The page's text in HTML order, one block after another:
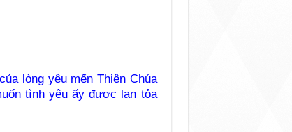
lòng yêu mến Thiên Chúa
tình yêu ấy được lan tỏa